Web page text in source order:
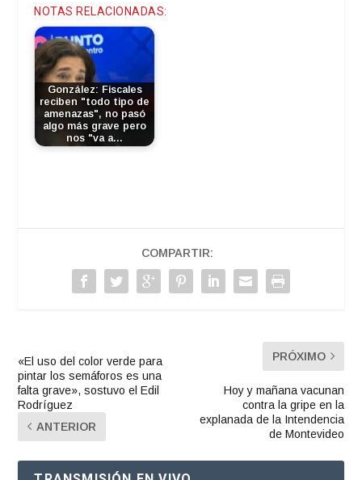
NOTAS RELACIONADAS:
González: Fiscales
reciben "todo tipo de
amenazas", no pasó
algo más grave pero
nos "va a…
COMPARTIR:
«El uso del color verde para
pintar los semáforos es una
falta grave», sostuvo el Edil
Rodríguez
ANTERIOR
PRÓXIMO
Hoy y mañana vacunan
contra la gripe en la
explanada de la Intendencia
de Montevideo